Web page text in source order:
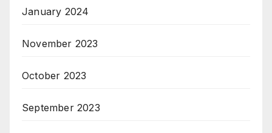
January 2024
November 2023
October 2023
September 2023